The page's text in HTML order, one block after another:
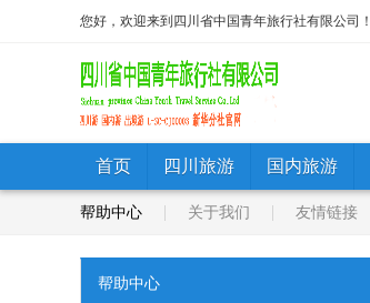
您好，欢迎来到四川省中国青年旅行社有限公司！
首页 四川旅游 国内旅游
帮助中心 关于我们 友情链接
帮助中心